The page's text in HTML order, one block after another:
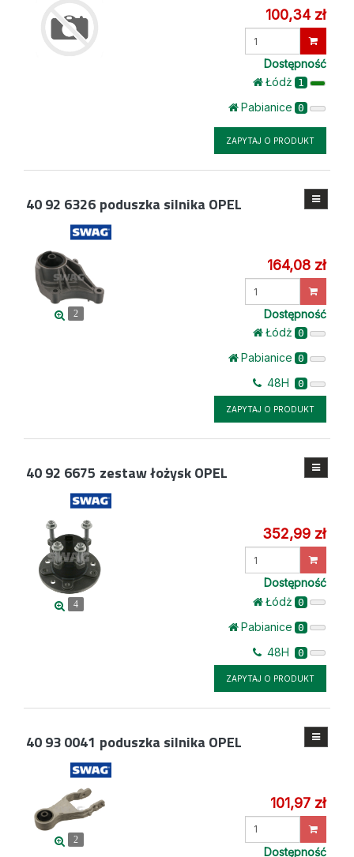
100,34 zł
Dostępność
Łódż 1
Pabianice 0
ZAPYTAJ O PRODUKT
40 92 6326 poduszka silnika OPEL
2
164,08 zł
Dostępność
Łódż 0
Pabianice 0
48H 0
ZAPYTAJ O PRODUKT
40 92 6675 zestaw łożysk OPEL
4
352,99 zł
Dostępność
Łódż 0
Pabianice 0
48H 0
ZAPYTAJ O PRODUKT
40 93 0041 poduszka silnika OPEL
2
101,97 zł
Wprowadź
Dostępność